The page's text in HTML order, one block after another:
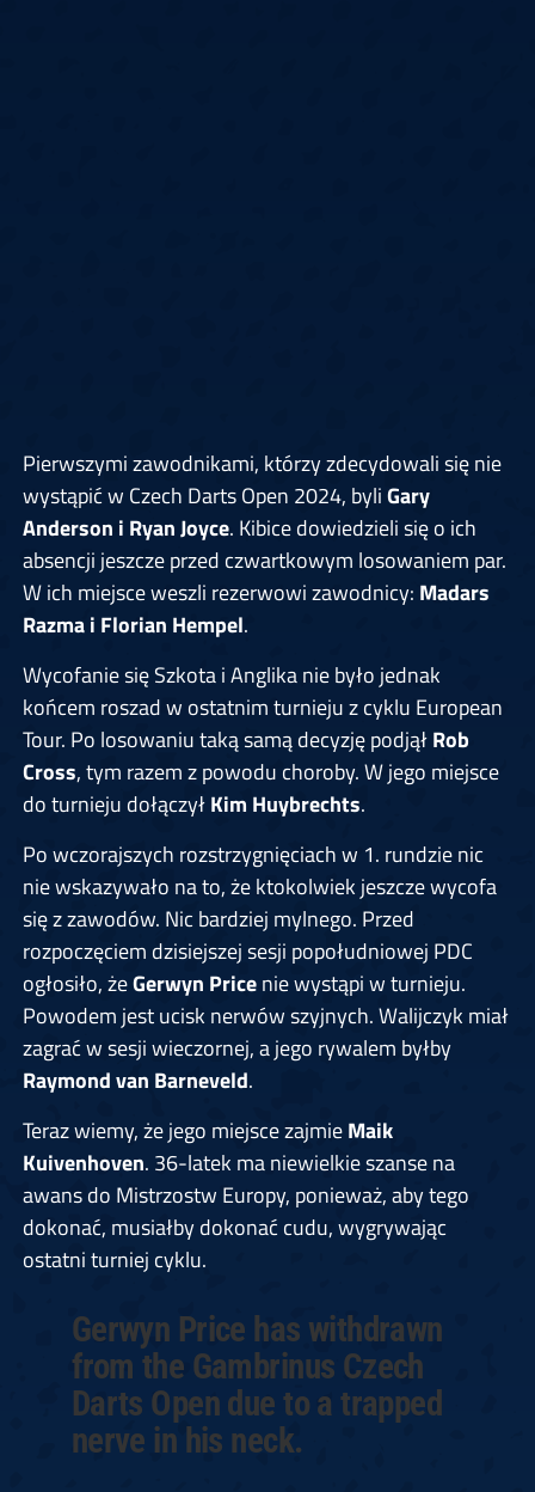
Pierwszymi zawodnikami, którzy zdecydowali się nie
wystąpić w Czech Darts Open 2024, byliGary
Anderson i Ryan Joyce. Kibice dowiedzieli się o ich
absencji jeszcze przed czwartkowym losowaniem par.
W ich miejsce weszli rezerwowi zawodnicy: Madars
Razma i Florian Hempel.
Wycofanie się Szkota i Anglika nie było jednak
końcem roszad w ostatnim turnieju z cyklu European
Tour. Po losowaniu taką samą decyzję podjąłRob
Cross, tym razem z powodu choroby. W jego miejsce
do turnieju dołączyłKim Huybrechts.
Po wczorajszych rozstrzygnięciach w 1. rundzie nic
nie wskazywało na to, że ktokolwiek jeszcze wycofa
się z zawodów. Nic bardziej mylnego. Przed
rozpoczęciem dzisiejszej sesji popołudniowej PDC
ogłosiło, żeGerwyn Pricenie wystąpi w turnieju.
Powodem jest ucisk nerwów szyjnych. Walijczyk miał
zagrać w sesji wieczornej, a jego rywalem byłby
Raymond van Barneveld.
Teraz wiemy, że jego miejsce zajmieMaik
Kuivenhoven. 36-latek ma niewielkie szanse na
awans do Mistrzostw Europy, ponieważ, aby tego
dokonać, musiałby dokonać cudu, wygrywając
ostatni turniej cyklu.
Gerwyn Price has withdrawn
from the Gambrinus Czech
Darts Open due to a trapped
nerve in his neck.